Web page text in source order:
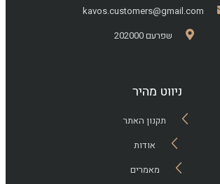
kavos.customers@gmail.com
שפרעם 202000
ניווט מהיר
תקנון האתר
אודות
מאמרים